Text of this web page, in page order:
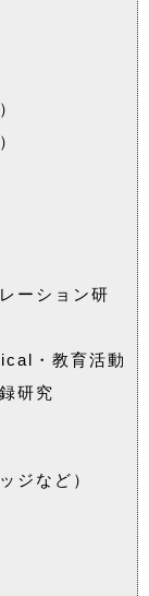
ーション研
・教育活動
研究
ジなど）